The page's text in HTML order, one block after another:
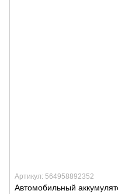
Артикул: 564958892352
Автомобильный